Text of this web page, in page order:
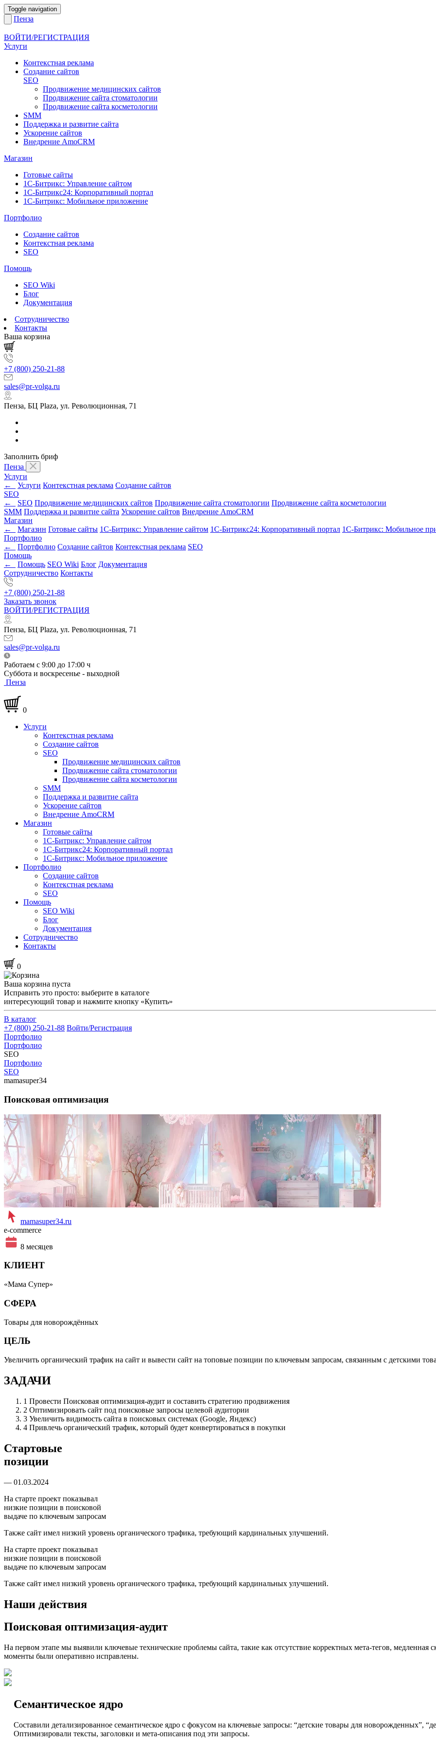
Toggle navigation
Пенза
ВОЙТИ/РЕГИСТРАЦИЯ
Услуги
Контекстная реклама
Создание сайтов
SEO
Продвижение медицинских сайтов
Продвижение сайта стоматологии
Продвижение сайта косметологии
SMM
Поддержка и развитие сайта
Ускорение сайтов
Внедрение AmoCRM
Магазин
Готовые сайты
1С-Битрикс: Управление сайтом
1С-Битрикс24: Корпоративный портал
1С-Битрикс: Мобильное приложение
Портфолио
Создание сайтов
Контекстная реклама
SEO
Помощь
SEO Wiki
Блог
Документация
Сотрудничество
Контакты
Ваша корзина
+7 (800) 250-21-88
sales@pr-volga.ru
Пенза, БЦ Plaza, ул. Революционная, 71
Заполнить бриф
Пенза
Услуги
←
Услуги Контекстная реклама Создание сайтов
SEO
←
SEO Продвижение медицинских сайтов Продвижение сайта стоматологии Продвижение сайта косметологии
SMM Поддержка и развитие сайта Ускорение сайтов Внедрение AmoCRM
Магазин
←
Магазин Готовые сайты 1С-Битрикс: Управление сайтом 1С-Битрикс24: Корпоративный портал 1С-Битрикс: Мобильное
Портфолио
←
Портфолио Создание сайтов Контекстная реклама SEO
Помощь
←
Помощь SEO Wiki Блог Документация
Сотрудничество Контакты
+7 (800) 250-21-88
Заказать звонок
ВОЙТИ/РЕГИСТРАЦИЯ
Пенза, БЦ Plaza, ул. Революционная, 71
sales@pr-volga.ru
Работаем с 9:00 до 17:00 ч
Суббота и воскресенье - выходной
Пенза
0
Услуги
Контекстная реклама
Создание сайтов
SEO
Продвижение медицинских сайтов
Продвижение сайта стоматологии
Продвижение сайта косметологии
SMM
Поддержка и развитие сайта
Ускорение сайтов
Внедрение AmoCRM
Магазин
Готовые сайты
1С-Битрикс: Управление сайтом
1С-Битрикс24: Корпоративный портал
1С-Битрикс: Мобильное приложение
Портфолио
Создание сайтов
Контекстная реклама
SEO
Помощь
SEO Wiki
Блог
Документация
Сотрудничество
Контакты
0
Ваша корзина пуста
Исправить это просто: выберите в каталоге
интересующий товар и нажмите кнопку «Купить»
В каталог
+7 (800) 250-21-88 Войти/Регистрация
Портфолио
Портфолио
SEO
Портфолио
SEO
mamasuper34
Поисковая оптимизация
mamasuper34.ru
e-commerce
8 месяцев
КЛИЕНТ
«Мама Супер»
СФЕРА
Товары для новорождённыx
ЦЕЛЬ
Увеличить органический трафик на сайт и вывести сайт на топовые позиции по ключевым запросам, связанным с детскими
ЗАДАЧИ
1 Провести Поисковая оптимизация-аудит и составить стратегию продвижения
2 Оптимизировать сайт под поисковые запросы целевой аудитории
3 Увеличить видимость сайта в поисковых системах (Google, Яндекс)
4 Привлечь органический трафик, который будет конвертироваться в покупки
Стартовые
позиции
— 01.03.2024
На старте проект показывал
низкие позиции в поисковой
выдаче по ключевым запросам
Также сайт имел низкий уровень органического трафика, требующий кардинальных улучшений.
На старте проект показывал
низкие позиции в поисковой
выдаче по ключевым запросам
Также сайт имел низкий уровень органического трафика, требующий кардинальных улучшений.
Наши действия
Поисковая оптимизация-аудит
На первом этапе мы выявили ключевые технические проблемы сайта, такие как отсутствие корректных мета-тегов, медленная
моменты были оперативно исправлены.
Семантическое ядро
Составили детализированное семантическое ядро с фокусом на ключевые запросы: “детские товары для новорожденных”,
Оптимизировали тексты, заголовки и мета-описания под эти запросы.